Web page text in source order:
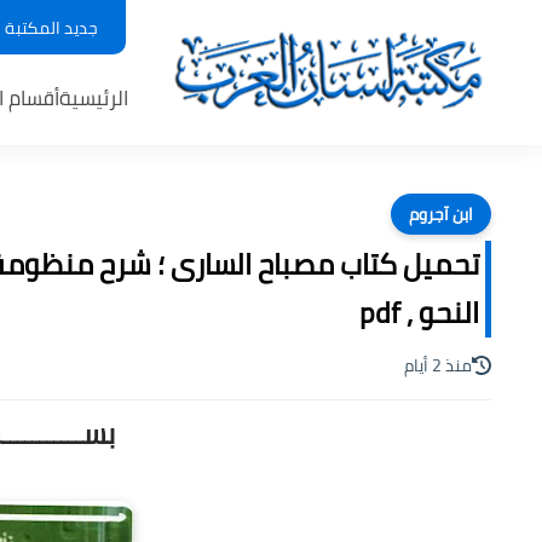
جديد المكتبة
الرئيسيةأقسام
ابن آجروم
تحميل كتاب مصباح السارى ؛ شرح
النحو , pdf
منذ 2 أيام